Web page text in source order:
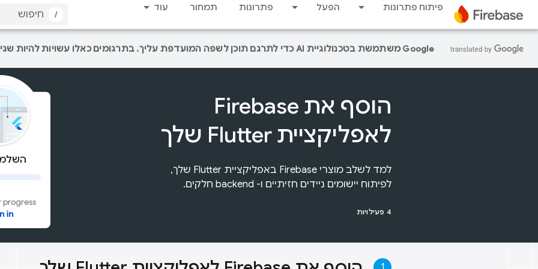
פיתוח פתרונות הפעל פתרונות תמחור עוד
/
‫Google משתמשת בטכנולוגיית AI כדי לתרגם תוכן לשפה המועדפת עליך. בתרגומים כאלו עשויות להיות שגיאות.
הוסף את Firebase
לאפליקציית Flutter שלך
למד לשלב מוצרי Firebase באפליקציית Flutter שלך,
לפיתוח יישומים ניידים חזיתיים ו- backend חלקים.
4 פעילויות
השלמת
progress
in